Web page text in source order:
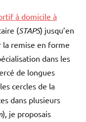
à domicile à
(STAPS) jusqu’en
la remise en forme
dans les
de longues
cercles de la
dans plusieurs
), je proposais